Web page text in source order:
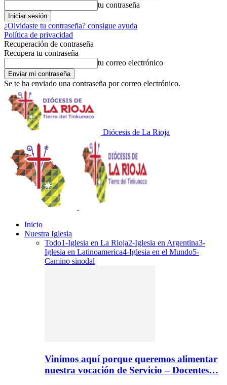
tu contraseña
¿Olvidaste tu contraseña? consigue ayuda
Política de privacidad
Recuperación de contraseña
Recupera tu contraseña
tu correo electrónico
Se te ha enviado una contraseña por correo electrónico.
Diócesis de La Rioja
Inicio
Nuestra Iglesia
Todo1-Iglesia en La Rioja2-Iglesia en Argentina3-
Iglesia en Latinoamerica4-Iglesia en el Mundo5-
Camino sinodal
Vinimos aquí porque queremos alimentar
nuestra vocación de Servicio – Docentes…